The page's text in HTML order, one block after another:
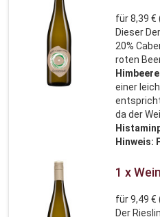
für 8,39 €
Dieser
20%
roten
einer
da der
Hinweis:
1 x
für 9,49 €
Der